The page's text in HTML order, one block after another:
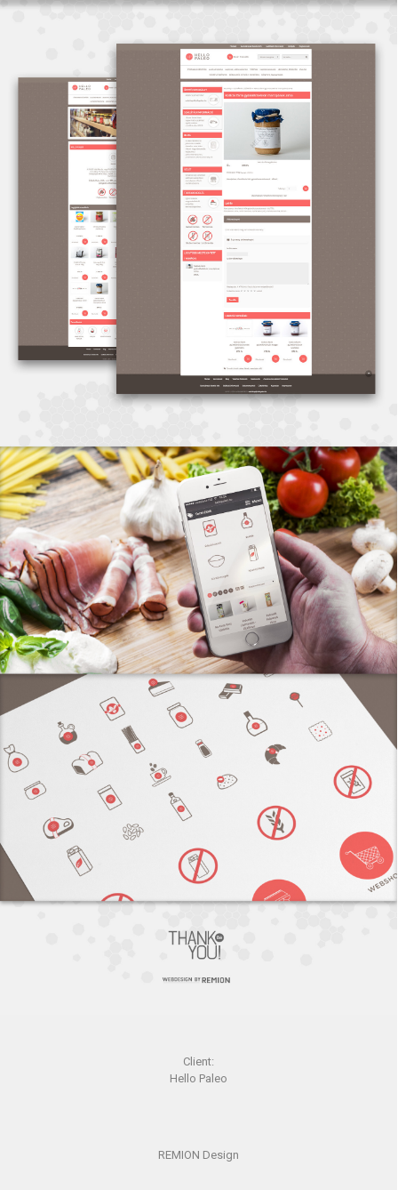
Client:
Hello Paleo
REMION Design